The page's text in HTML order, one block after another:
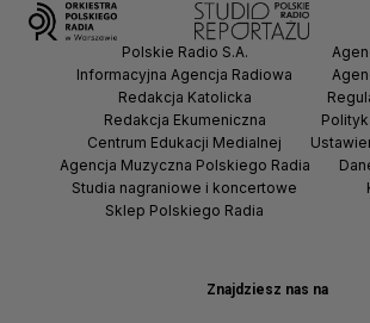
Znajdziesz nas na
Polskie Radio S.A.
Informacyjna Agencja Radiowa
Redakcja Katolicka
Redakcja Ekumeniczna
Centrum Edukacji Medialnej
Agencja Muzyczna Polskiego Radia
Studia nagraniowe i koncertowe
Sklep Polskiego Radia